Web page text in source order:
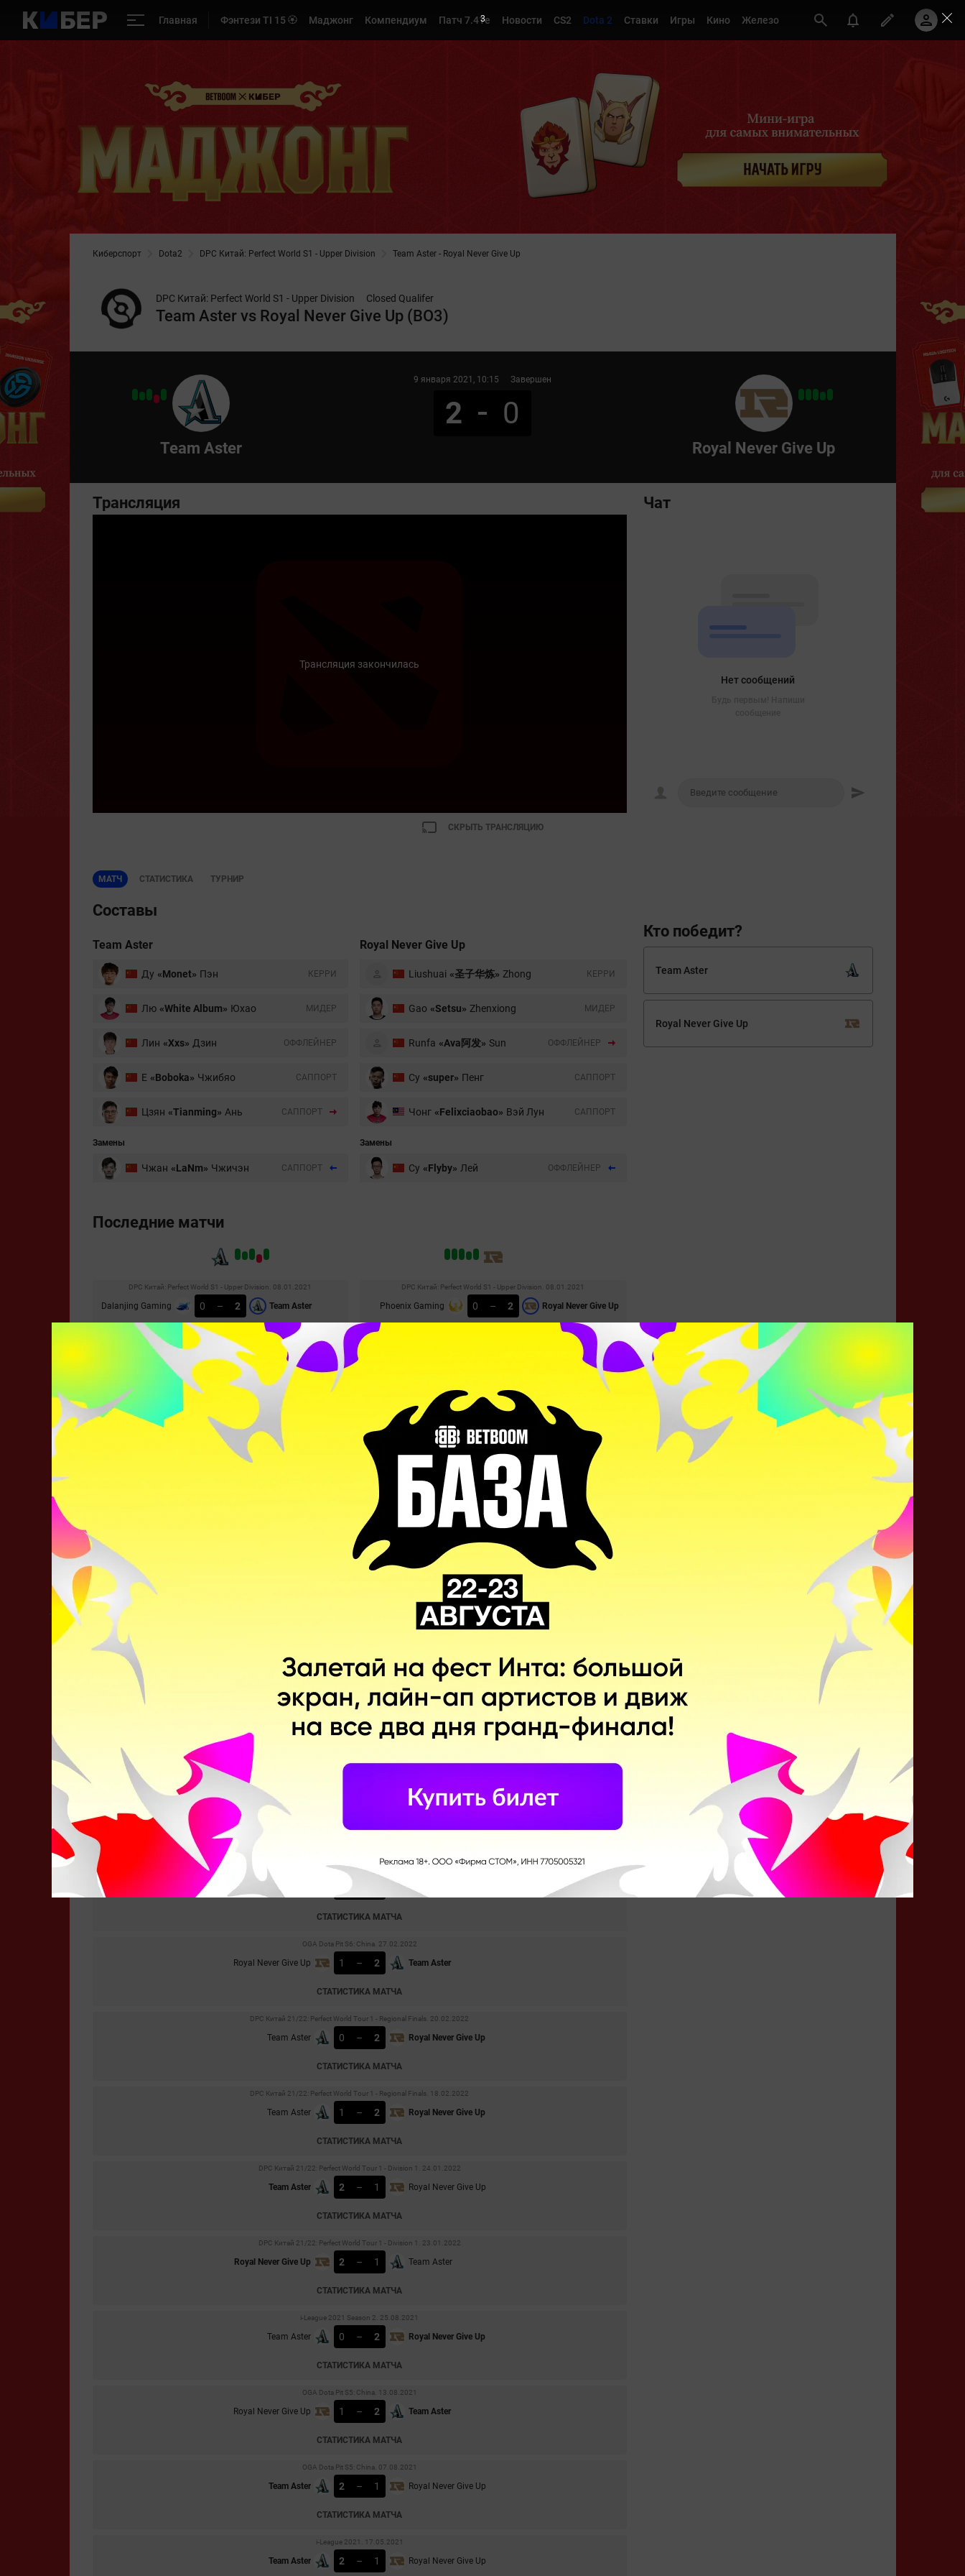
Главная Фэнтези TI 15 🏵️ Маджонг Компендиум Патч 7.41e Новости CS2 Dota 2 Ставки Игры Кино Железо
Киберспорт Dota2 DPC Китай: Perfect World S1 - Upper Division Team Aster - Royal Never Give Up
DPC Китай: Perfect World S1 - Upper Division Closed Qualifer
Team Aster vs Royal Never Give Up (BO3)
Team Aster
9 января 2021 , 10:15 Завершен
2 0
Royal Never Give Up
Чат
Нет сообщений
Трансляция
Трансляция закончилась
СКРЫТЬ ТРАНСЛЯЦИЮ
МАТЧ СТАТИСТИКА ТУРНИР
Кто победит?
Team Aster
Royal Never Give Up
Составы
Team Aster
Ду «Monet» Пэн КЕРРИ
Лю «White Album» Юхао МИДЕР
Лин «Xxs» Дзин ОФФЛЕЙНЕР
Е «Boboka» Чжибяо CАППОРТ
Цзян «Tianming» Ань CАППОРТ
Royal Never Give Up
Liushuai «圣子华炼» Zhong КЕРРИ
Gao «Setsu» Zhenxiong МИДЕР
Runfa «Ava阿发» Sun ОФФЛЕЙНЕР
Су «super» Пенг CАППОРТ
Чонг «Felixciaobao» Вэй Лун CАППОРТ
Замены
Чжан «LaNm» Чжичэн CАППОРТ
Замены
Су «Flyby» Лей ОФФЛЕЙНЕР
Последние матчи
DPC Китай: Perfect World S1 - Upper Division. 08.01.2021
Dalanjing Gaming 0 – 2 Team Aster
СТАТИСТИКА МАТЧА
Huya Winter Invitational. 27.12.2020
2 Team Aster
СТАТИСТИКА МАТЧА
Huya Winter Invitational. 26.12.2020
0 Neon
Team Aster
DPC Китай: Perfect World S1 - Upper Division. 08.01.2021
Phoenix Gaming 0 – 2 Royal Never Give Up
СТАТИСТИКА МАТЧА
Huya Winter Invitational. 27.12.2020
Royal Never Give Up – 0 Neon
СТАТИСТИКА МАТЧА
Huya Winter Invitational. 26.12.2020
Phoenix Gaming 0 – 2 Royal Never Give Up
СТАТИСТИКА МАТЧА
Huya Winter Invitational. 25.12.2020
Royal Never Give Up 2 – 0 CDEC Gaming
Личные встречи
16 1 16
DPC Китай 21/22: Perfect World Tour 3 - Division 1. 03.07.2022
Royal Never Give Up Team Aster
DPC Китай 21/22: Perfect World Tour 2 - Division 1. 20.04.2022
Royal Never Give Up Team Aster
СТАТИСТИКА МАТЧА
OGA Dota Pit S6: China. 27.02.2022
Royal Never Give Up 1 – 2 Team Aster
СТАТИСТИКА МАТЧА
DPC Китай 21/22: Perfect World Tour 1 - Regional Finals. 20.02.2022
Team Aster 0 – 2 Royal Never Give Up
СТАТИСТИКА МАТЧА
DPC Китай 21/22: Perfect World Tour 1 - Regional Finals. 18.02.2022
Team Aster 1 – 2 Royal Never Give Up
СТАТИСТИКА МАТЧА
DPC Китай 21/22: Perfect World Tour 1 - Division 1. 24.01.2022
Team Aster 2 – 1 Royal Never Give Up
СТАТИСТИКА МАТЧА
DPC Китай 21/22: Perfect World Tour 1 - Division 1. 23.01.2022
Royal Never Give Up 2 – 1 Team Aster
СТАТИСТИКА МАТЧА
i-League 2021 Season 2. 25.08.2021
Team Aster 0 – 2 Royal Never Give Up
СТАТИСТИКА МАТЧА
OGA Dota Pit S5: China. 13.08.2021
Royal Never Give Up 1 – 2 Team Aster
СТАТИСТИКА МАТЧА
OGA Dota Pit S5: China. 07.08.2021
Team Aster 2 – 1 Royal Never Give Up
СТАТИСТИКА МАТЧА
i-League 2021. 17.05.2021
Team Aster 2 – 1 Royal Never Give Up
1